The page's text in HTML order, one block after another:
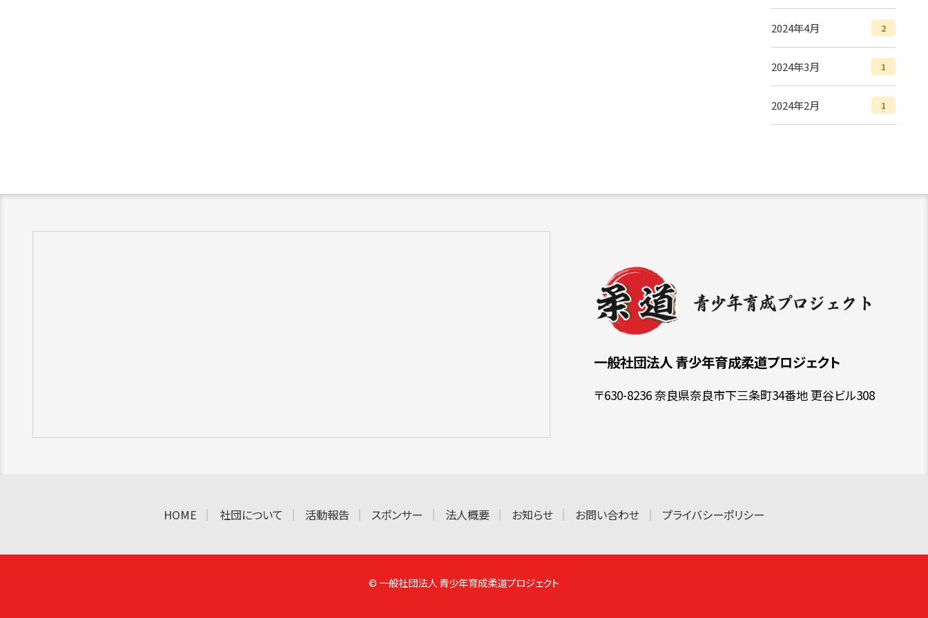
2024年4月 2
2024年3月 1
2024年2月 1
一般社団法人青少年育成柔道プロジェクト
〒630-8236 奈良県奈良市下三条町34番地 更谷ビル308
HOME 社団について 活動報告 スポンサー 法人概要 お知らせ お問い合わせ プライバシーポリシー
© 一般社団法人 青少年育成柔道プロジェクト